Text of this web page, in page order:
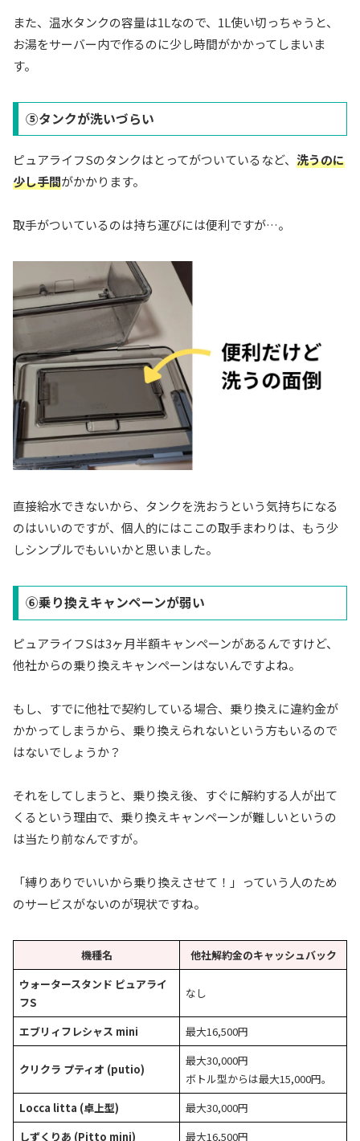
また、温水タンクの容量は1Lなので、1L使い切っちゃうと、
お湯をサーバー内で作るのに少し時間がかかってしまいま
す。
⑤タンクが洗いづらい
ピュアライフSのタンクはとってがついているなど、 洗うのに
少し手間がかかります。
取手がついているのは持ち運びには便利ですが…。
直接給水できないから、タンクを洗おうという気持ちになる
のはいいのですが、個人的にはここの取手まわりは、もう少
しシンプルでもいいかと思いました。
⑥乗り換えキャンペーンが弱い
ピュアライフSは3ヶ月半額キャンペーンがあるんですけど、
他社からの乗り換えキャンペーンはないんですよね。
もし、すでに他社で契約している場合、乗り換えに違約金が
かかってしまうから、乗り換えられないという方もいるので
はないでしょうか？
それをしてしまうと、乗り換え後、すぐに解約する人が出て
くるという理由で、乗り換えキャンペーンが難しいというの
は当たり前なんですが。
「縛りありでいいから乗り換えさせて！」っていう人のため
のサービスがないのが現状ですね。
機種名
他社解約金のキャッシュバック
ウォータースタンド ピュアライ
フS
なし
エブリィフレシャス mini 最大16,500円
クリクラ プティオ (putio)
最大30,000円
ボトル型からは最大15,000円。
Locca litta (卓上型)
最大30,000円
しずくりあ (Pitto mini)
最大16,500円